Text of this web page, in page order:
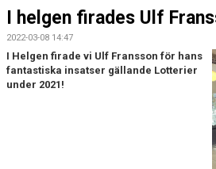
DOMARINFORMATION
MEDLEMSAVGIFTER
I helgen firades Ulf
2022-03-08 14:47
I Helgen firade vi Ulf Fransson för hans
fantastiska insatser gällande Lotterier
under 2021!